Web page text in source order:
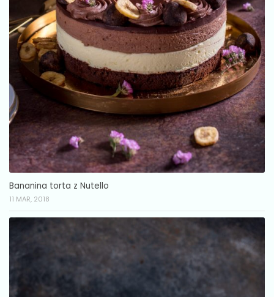
Bananina torta z Nutello
11 MAR, 2018